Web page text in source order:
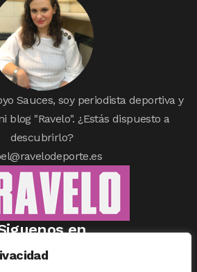
Sauces, soy periodista deportiva y
blog "Ravelo". ¿Estás dispuesto a
descubrirlo?
en